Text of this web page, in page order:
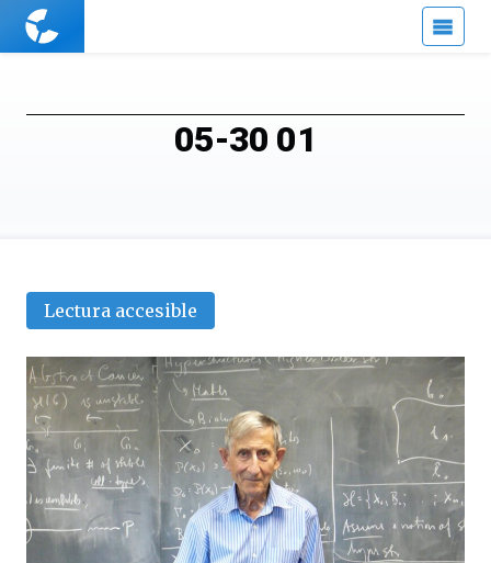
Cuaderno
05-30 01
Lectura accesible